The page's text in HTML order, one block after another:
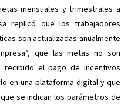
mensuales y trimestrales a
replicó que los trabajadores
son actualizadas anualmente
que las metas no son
recibido el pago de incentivos
en una plataforma digital y que
se indican los parámetros de